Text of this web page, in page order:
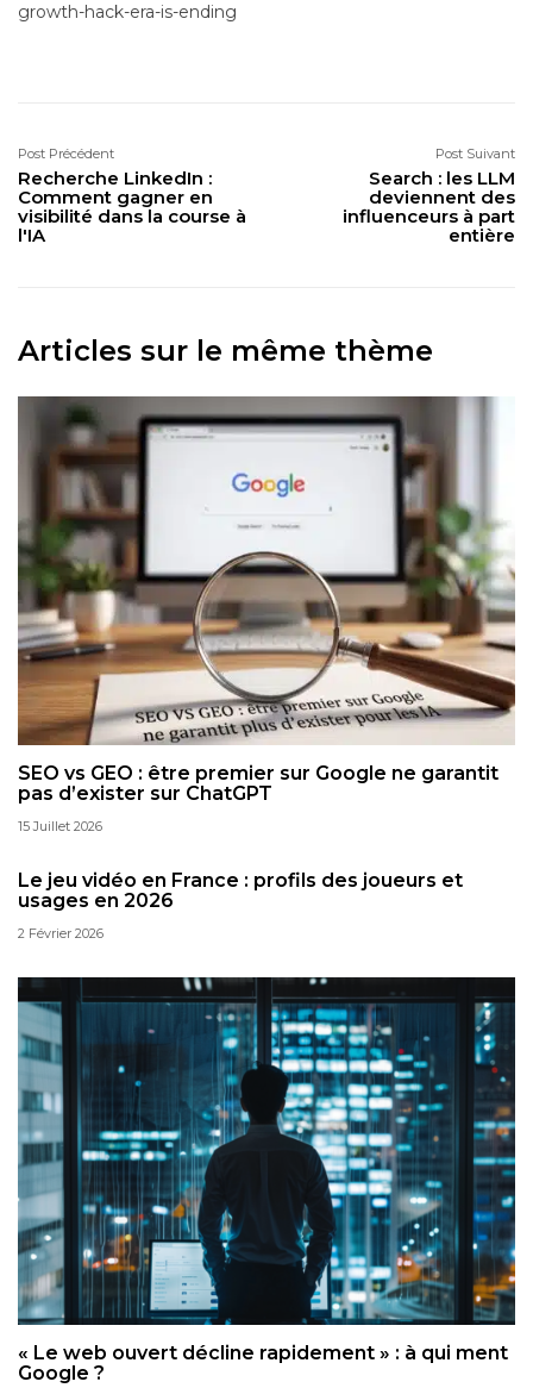
growth-hack-era-is-ending
Post Précédent
Recherche LinkedIn :
Comment gagner en
visibilité dans la course à
l'IA
Post Suivant
Search : les LLM
deviennent des
influenceurs à part
entière
Articles sur le même thème
SEO vs GEO : être premier sur Google ne garantit
pas d’exister sur ChatGPT
15 Juillet 2026
Le jeu vidéo en France : profils des joueurs et
usages en 2026
2 Février 2026
« Le web ouvert décline rapidement » : à qui ment
Google ?